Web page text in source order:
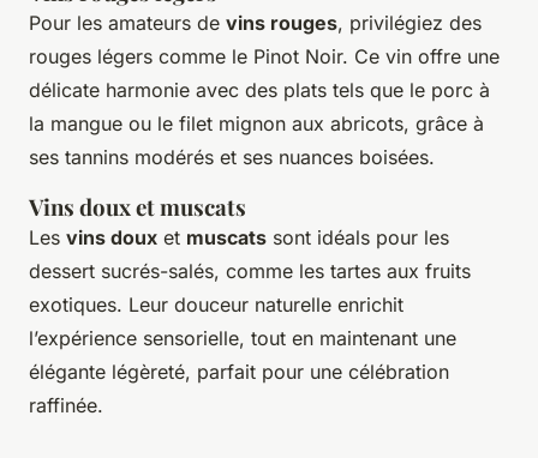
Pour les amateurs de vins rouges, privilégiez des
rouges légers comme le Pinot Noir. Ce vin offre une
délicate harmonie avec des plats tels que le porc à
la mangue ou le filet mignon aux abricots, grâce à
ses tannins modérés et ses nuances boisées.
Vins doux et muscats
Les vins doux et muscats sont idéals pour les
dessert sucrés-salés, comme les tartes aux fruits
exotiques. Leur douceur naturelle enrichit
l’expérience sensorielle, tout en maintenant une
élégante légèreté, parfait pour une célébration
raffinée.